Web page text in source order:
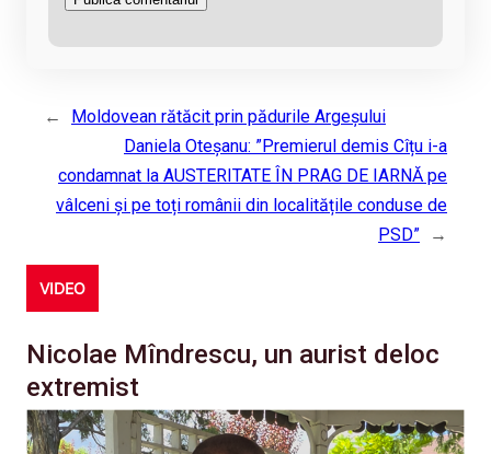
←
Moldovean rătăcit prin pădurile Argeșului
Daniela Oteșanu: ”Premierul demis Cîțu i-a
condamnat la AUSTERITATE ÎN PRAG DE IARNĂ pe
vâlceni și pe toți românii din localitățile conduse de
PSD”
→
VIDEO
Nicolae Mîndrescu, un aurist deloc
extremist